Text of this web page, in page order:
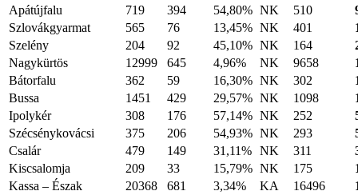
Apátújfalu
719 394 54,80% NK 510
Szlovákgyarmat
565 76 13,45% NK 401
Szelény
204 92 45,10% NK 164
Nagykürtös
12999 645 4,96% NK 9658
Bátorfalu
362 59 16,30% NK 302
Bussa
1451 429 29,57% NK 1098
Ipolykér
308 176 57,14% NK 252
Szécsénykovácsi
375 206 54,93% NK 293
Csalár
479 149 31,11% NK 311
Kiscsalomja
209 33 15,79% NK 175
Kassa – Észak
20368 681 3,34% KA 16496